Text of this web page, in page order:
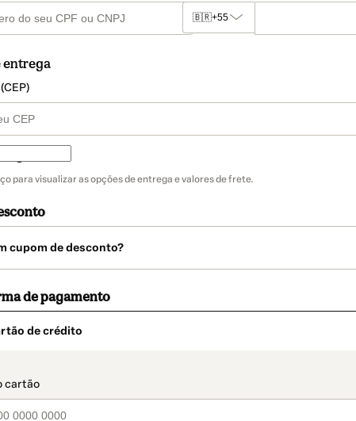
🇧🇷+55
entrega
para visualizar as opções de entrega e valores de frete.
cupom de desconto?
de pagamento
de crédito